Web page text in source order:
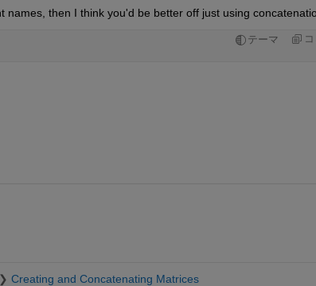
then I think you'd be better off just using
テーマ
Creating and Concatenating Matrices